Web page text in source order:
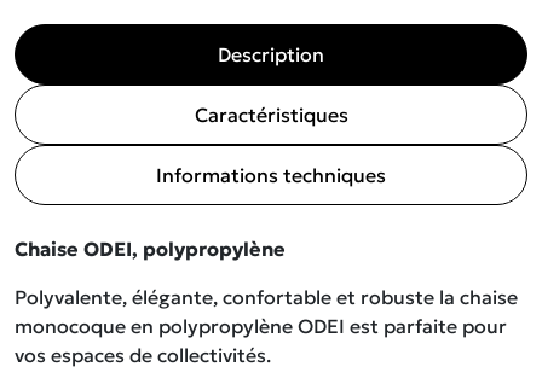
Description
Caractéristiques
Informations techniques
Chaise ODEI, polypropylène
Polyvalente, élégante, confortable et robuste la chaise
monocoque en polypropylène ODEI est parfaite pour
vos espaces de collectivités.